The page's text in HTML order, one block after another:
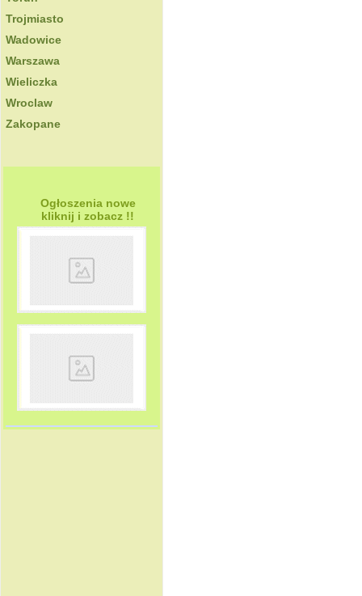
Trojmiasto
Wadowice
Warszawa
Wieliczka
Wroclaw
Zakopane
Ogłoszenia nowe
kliknij i zobacz !!